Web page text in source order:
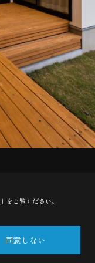
」をご覧ください。
同意しない